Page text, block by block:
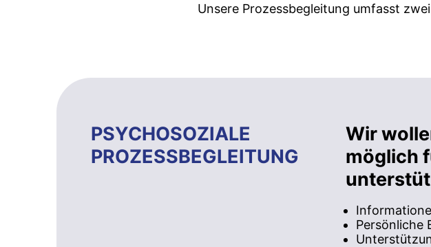
Unsere Prozessbegleitung umfasst
PSYCHOSOZIALE
PROZESSBEGLEITUNG
Wir
möglich
Persönliche